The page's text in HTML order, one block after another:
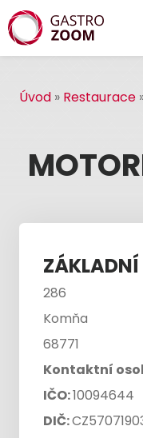
Úvod » Restaurace
286
Komňa
68771
Kontaktní
IČO:10094644
DIČ: